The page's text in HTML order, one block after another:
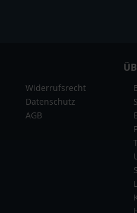
Widerrufsrecht
Datenschutz
AGB